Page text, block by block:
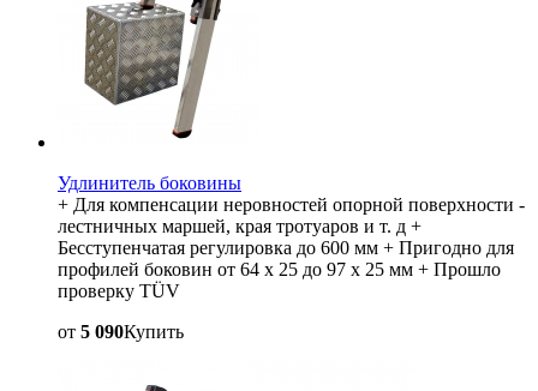
Удлинитель боковины
+ Для компенсации неровностей опорной поверхности -
лестничных маршей, края тротуаров и т. д +
Бесступенчатая регулировка до 600 мм + Пригодно для
профилей боковин от 64 x 25 до 97 x 25 мм + Прошло
проверку TÜV
от 5 090Купить